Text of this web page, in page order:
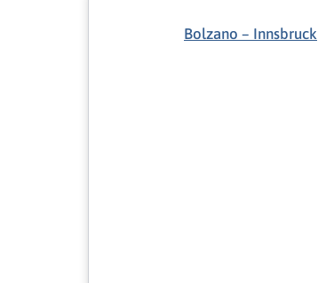
Bolzano – Innsbruck